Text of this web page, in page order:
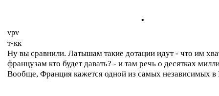
.
vpv
т-кк
Ну вы сравнили. Латышам такие дотации идут - что им
французам кто будет давать? - и там речь о десятках
Вообще, Франция кажется одной из самых независимых в